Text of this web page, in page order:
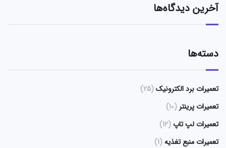
آخرین دیدگاه‌ها
دسته‌ها
تعمیرات برد الکترونیک(25)
تعمیرات پرینتر (10)
تعمیرات لپ تاپ (12)
تعمیرات منبع تغذیه(1)